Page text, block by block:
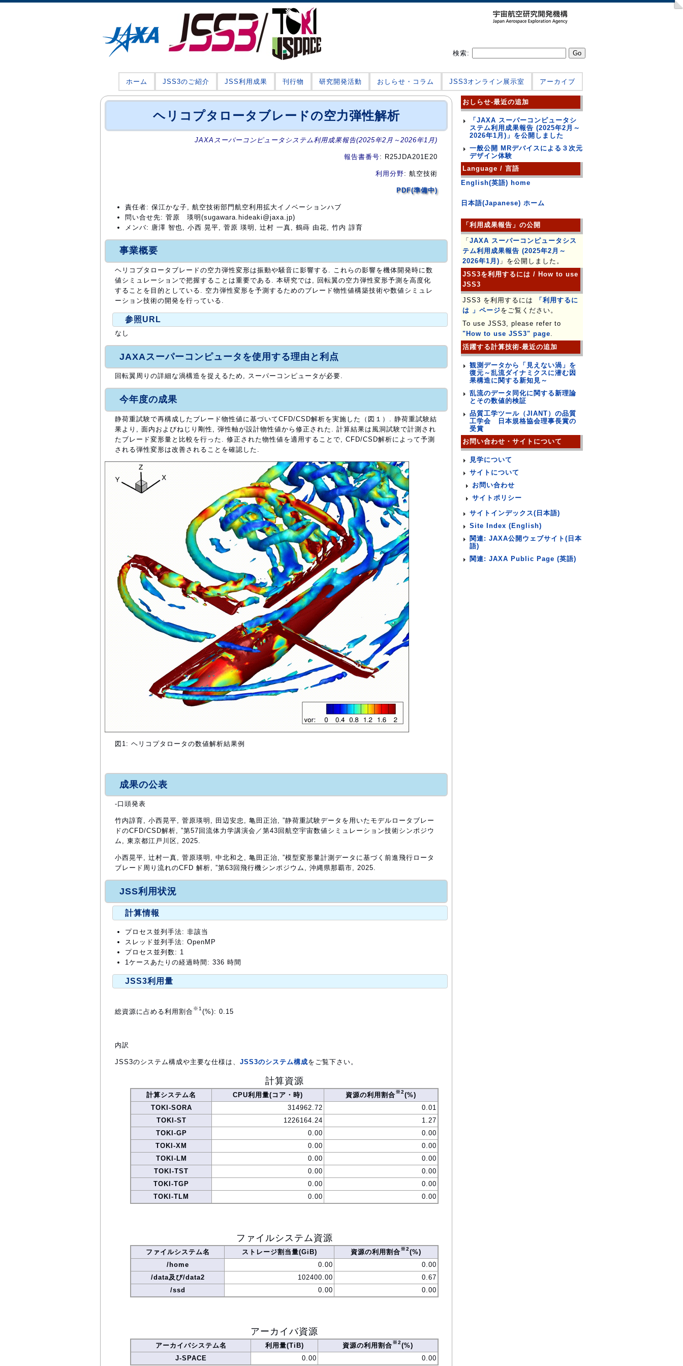
検索:
ホーム JSS3のご紹介 JSS利用成果 刊行物 研究開発活動 おしらせ・コラム JSS3オンライン展示室 アーカイブ
ヘリコプタロータブレードの空力弾性解析
JAXAスーパーコンピュータシステム利用成果報告(2025年2月～2026年1月)
報告書番号: R25JDA201E20
利用分野: 航空技術
PDF(準備中)
責任者: 保江かな子, 航空技術部門航空利用拡大イノベーションハブ
問い合せ先: 菅原 瑛明(sugawara.hideaki@jaxa.jp)
メンバ: 唐澤 智也, 小西 晃平, 菅原 瑛明, 辻村 一真, 鶴蒔 由花, 竹内 諄育
事業概要
ヘリコプタロータブレードの空力弾性変形は振動や騒音に影響する. これらの影響を機体開発時に数
値シミュレーションで把握することは重要である. 本研究では, 回転翼の空力弾性変形予測を高度化
することを目的としている. 空力弾性変形を予測するためのブレード物性値構築技術や数値シミュレ
ーション技術の開発を行っている.
参照URL
なし
JAXAスーパーコンピュータを使用する理由と利点
回転翼周りの詳細な渦構造を捉えるため, スーパーコンピュータが必要.
今年度の成果
静荷重試験で再構成したブレード物性値に基づいてCFD/CSD解析を実施した（図１）. 静荷重試験結
果より, 面内およびねじり剛性, 弾性軸が設計物性値から修正された. 計算結果は風洞試験で計測され
たブレード変形量と比較を行った. 修正された物性値を適用することで, CFD/CSD解析によって予測
される弾性変形は改善されることを確認した.
図1: ヘリコプタロータの数値解析結果例
成果の公表
-口頭発表
竹内諄育, 小西晃平, 菅原瑛明, 田辺安忠, 亀田正治, ”静荷重試験データを用いたモデルロータブレー
ドのCFD/CSD解析, ”第57回流体力学講演会／第43回航空宇宙数値シミュレーション技術シンポジウ
ム, 東京都江戸川区, 2025.
小西晃平, 辻村一真, 菅原瑛明, 中北和之, 亀田正治, ”模型変形量計測データに基づく前進飛行ロータ
ブレード周り流れのCFD 解析, ”第63回飛行機シンポジウム, 沖縄県那覇市, 2025.
JSS利用状況
計算情報
プロセス並列手法: 非該当
スレッド並列手法: OpenMP
プロセス並列数: 1
1ケースあたりの経過時間: 336 時間
JSS3利用量
総資源に占める利用割合※1 (%): 0.15
内訳
JSS3のシステム構成や主要な仕様は、 JSS3のシステム構成をご覧下さい。
計算資源
計算システム名 CPU利用量(コア・時) 資源の利用割合※2(%)
TOKI-SORA
314962.72
0.01
TOKI-ST
1226164.24
1.27
TOKI-GP
0.00
0.00
TOKI-XM
0.00
0.00
TOKI-LM
0.00
0.00
TOKI-TST
0.00
0.00
TOKI-TGP
0.00
0.00
TOKI-TLM
0.00 0.00
ファイルシステム資源
ファイルシステム名 ストレージ割当量(GiB) 資源の利用割合※2(%)
/home
0.00
0.00
/data及び/data2
102400.00
0.67
/ssd
0.00 0.00
アーカイバ資源
アーカイバシステム名 利用量(TiB) 資源の利用割合※2(%)
J-SPACE
0.00 0.00
おしらせ-最近の追加
「JAXA スーパーコンピュータシ
ステム利用成果報告 (2025年2月～
2026年1月)」を公開しました
一般公開 MRデバイスによる３次元
デザイン体験
Language / 言語
English(英語) home
日本語(Japanese) ホーム
「利用成果報告」の公開
「 JAXA スーパーコンピュータシス
テム利用成果報告 (2025年2月～
2026年1月) 」を公開しました。
JSS3を利用するには / How to use
JSS3
JSS3 を利用するには
「利用するに
は 」ページをご覧ください。
To use JSS3, please refer to
"How to use JSS3" page.
活躍する計算技術-最近の追加
観測データから「見えない渦」を
復元～乱流ダイナミクスに潜む因
果構造に関する新知見～
乱流のデータ同化に関する新理論
とその数値的検証
品質工学ツール（JIANT）の品質
工学会 日本規格協会理事長賞の
受賞
お問い合わせ・サイトについて
見学について
サイトについて
お問い合わせ
サイトポリシー
サイトインデックス(日本語)
Site Index (English)
関連: JAXA公開ウェブサイト(日本
語)
関連: JAXA Public Page (英語)